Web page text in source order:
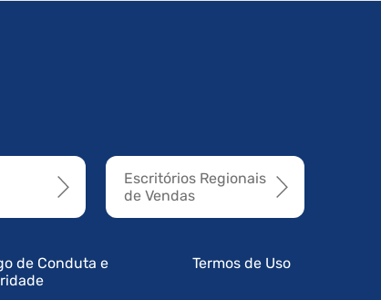
Escritórios Regionais
de Vendas
Termos de Uso
de Conduta e